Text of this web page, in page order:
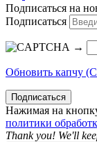
Подписаться на
Подписаться
→
Обновить капчу
Подписаться
Нажимая на
политики
Thank you! We'll